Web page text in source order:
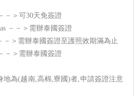
－＞可30天免簽證
－－＞需辦泰國簽證
－＞需辦泰國簽證至護照效期滿為止
－＞需辦泰國簽證
地為(越南,高棉,寮國)者,申請簽證注意